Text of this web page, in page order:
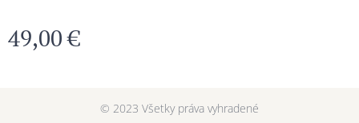
49,00€
© 2023 Všetky práva vyhradené